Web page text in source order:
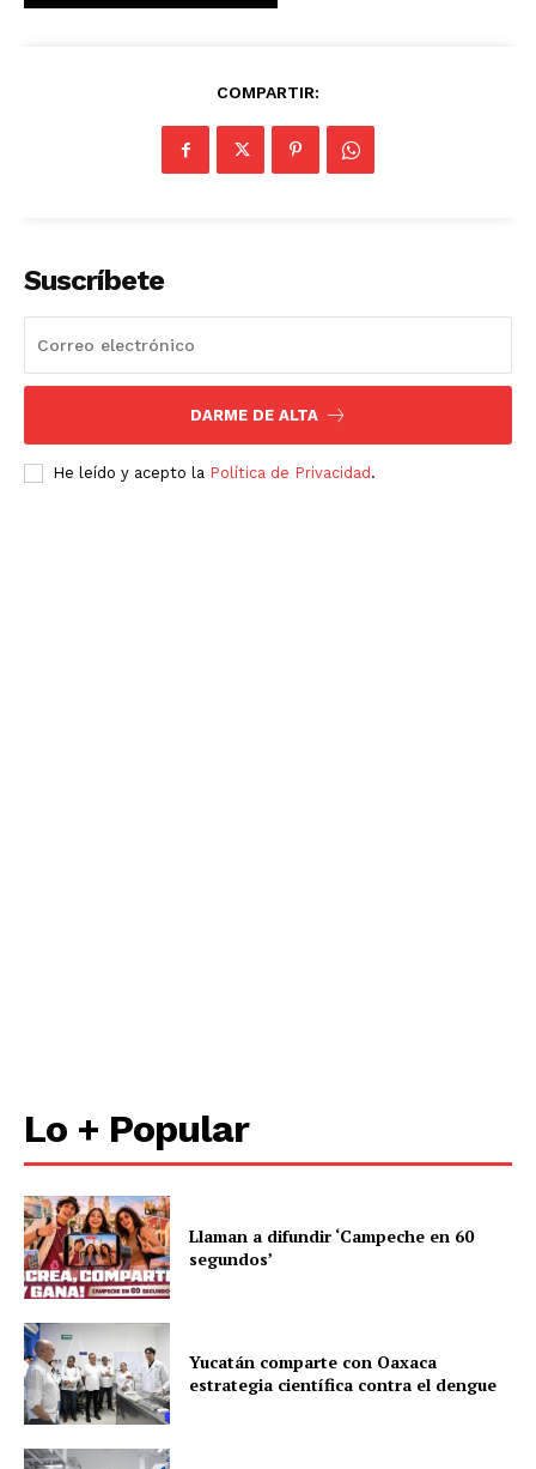
COMPARTIR:
Suscríbete
DARME DE ALTA
He leído y acepto la Política de Privacidad .
Lo + Popular
Llaman a difundir ‘Campeche en 60
segundos’
Yucatán comparte con Oaxaca
estrategia científica contra el dengue